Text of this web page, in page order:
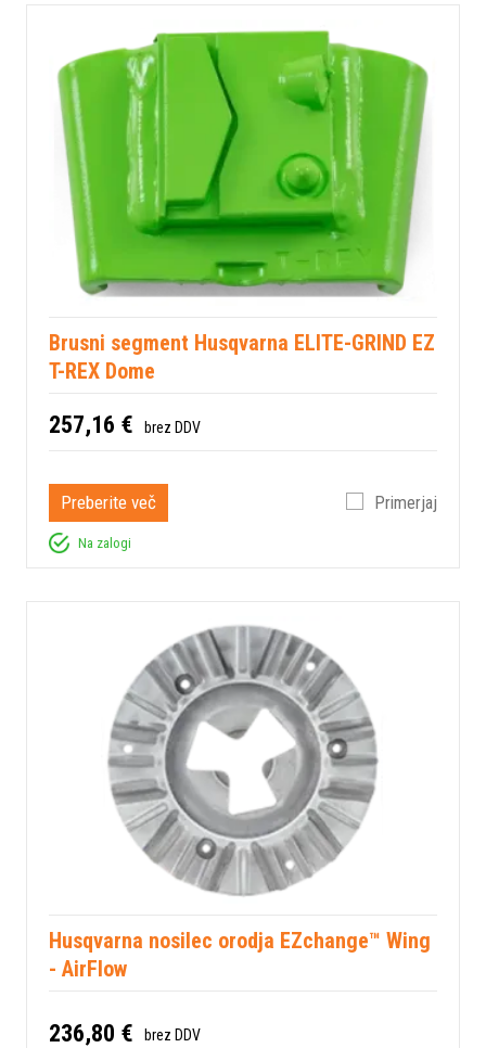
Brusni segment Husqvarna ELITE-GRIND EZ
T-REX Dome
257,16 € brez DDV
Preberite več Primerjaj
Na zalogi
Husqvarna nosilec orodja EZchange™ Wing
- AirFlow
236,80 € brez DDV